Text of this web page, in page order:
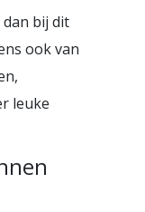
bij dit
ook van
leuke